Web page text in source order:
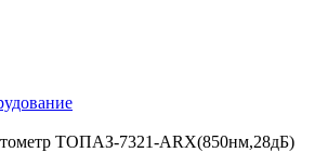
ТОПАЗ-7321-ARX(850нм,28дБ)